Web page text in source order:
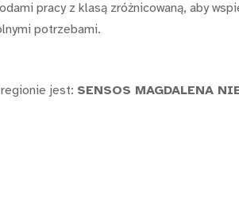
pracy z klasą zróżnicowaną, aby
potrzebami.
jest: SENSOS MAGDALENA